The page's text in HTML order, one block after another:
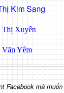
Kim Sang
Thị Xuyến
Văn Yêm
Facebook mà